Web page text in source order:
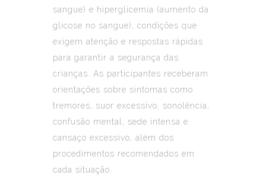
sangue) e hiperglicemia (aumento da
glicose no sangue), condições que
exigem atenção e respostas rápidas
para garantir a segurança das
crianças. As participantes receberam
orientações sobre sintomas como
tremores, suor excessivo, sonolência,
confusão mental, sede intensa e
cansaço excessivo, além dos
procedimentos recomendados em
cada situação.